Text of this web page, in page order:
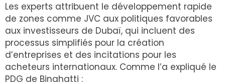
Les experts attribuent le développement rapide
de zones comme JVC aux politiques favorables
aux investisseurs de Dubaï, qui incluent des
processus simplifiés pour la création
d’entreprises et des incitations pour les
acheteurs internationaux. Comme l’a expliqué le
PDG de Binghatti :